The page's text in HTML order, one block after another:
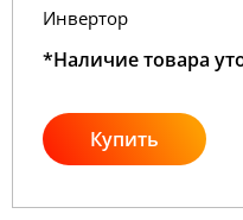
Инвертор
*Наличие товара
Купить